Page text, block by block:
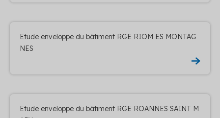
Etude enveloppe du bâtiment RGE RIOM ES MONTAG
NES
Etude enveloppe du bâtiment RGE ROANNES SAINT M